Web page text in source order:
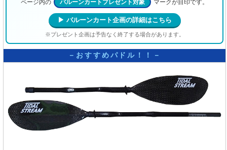
ページ内の バルーンカートプレゼント対象 マークが目印です。
▶ バルーンカート企画の詳細はこちら
※プレゼント企画は予告なく終了する場合があります。
－おすすめパドル！！－